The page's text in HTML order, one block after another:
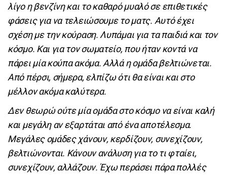
λίγο η βενζίνη και το καθαρό μυαλό σε επιθετικές
φάσεις για να τελειώσουμε το ματς. Αυτό έχει
σχέση με την κούραση. Λυπάμαι για τα παιδιά και τον
κόσμο. Και για τον σωματείο, που ήταν κοντά να
πάρει μία κούπα ακόμα. Αλλά η ομάδα βελτιώνεται.
Από πέρσι, σήμερα, ελπίζω ότι θα είναι και στο
μέλλον ακόμα καλύτερα.
Δεν θεωρώ ούτε μία ομάδα στο κόσμο να είναι καλή
και μεγάλη αν εξαρτάται από ένα αποτέλεσμα.
Μεγάλες ομάδες χάνουν, κερδίζουν, συνεχίζουν,
βελτιώνονται. Κάνουν ανάλυση για το τι φταίει,
συνεχίζουν, αλλάζουν. Έχω περάσει πάρα πολλές